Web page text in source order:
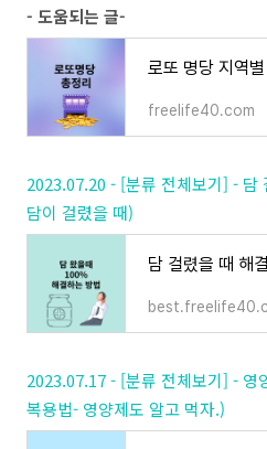
- 도움되는 글-
로또 명당 지역별
freelife40.com
2023.07.20 - [분류 전체보기] - 담
담이 걸렸을 때)
2023.07.17 - [분류 전체보기] - 영
복용법- 영양제도 알고 먹자.)